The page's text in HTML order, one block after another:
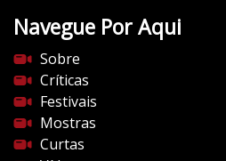
e
s
d
o
c
i
Navegue Por Aqui
Sobre
Críticas
Festivais
Mostras
Curtas